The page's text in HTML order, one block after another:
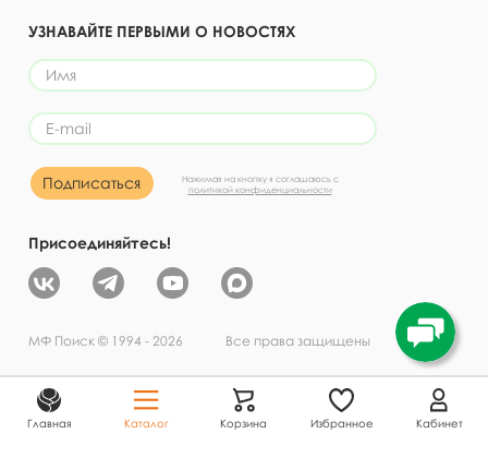
Главная Каталог Корзина Избранное Кабинет
УЗНАВАЙТЕ ПЕРВЫМИ О НОВОСТЯХ
Подписаться
Нажимая на кнопку я соглашаюсь с
политикой конфиденциальности
Присоединяйтесь!
МФ Поиск © 1994 - 2026 Все права защищены